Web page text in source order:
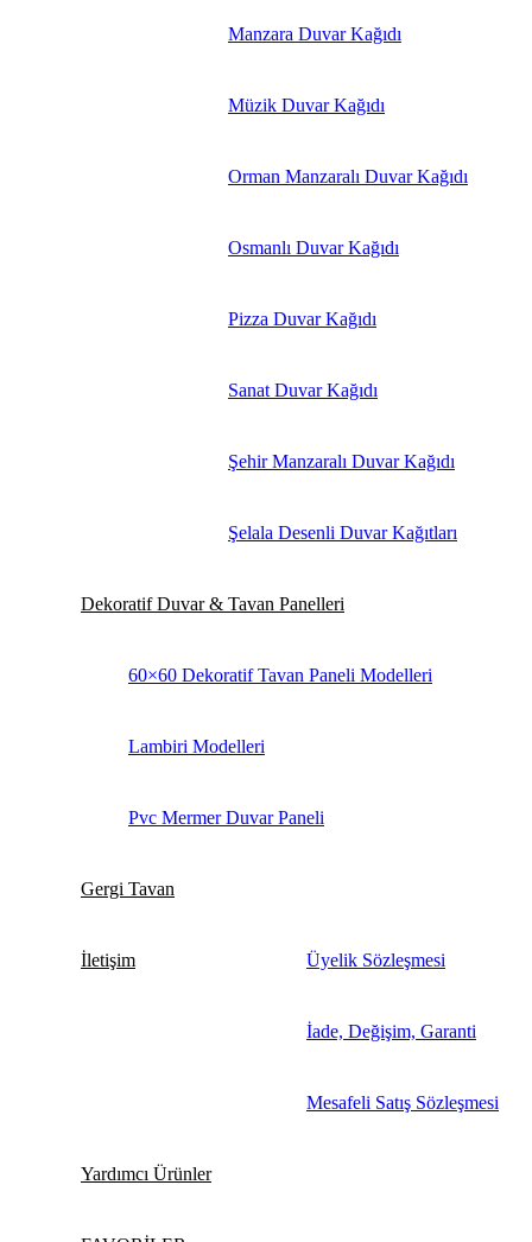
Manzara Duvar Kağıdı
Müzik Duvar Kağıdı
Orman Manzaralı Duvar Kağıdı
Osmanlı Duvar Kağıdı
Pizza Duvar Kağıdı
Sanat Duvar Kağıdı
Şehir Manzaralı Duvar Kağıdı
Şelala Desenli Duvar Kağıtları
Dekoratif Duvar & Tavan Panelleri
60×60 Dekoratif Tavan Paneli Modelleri
Lambiri Modelleri
Pvc Mermer Duvar Paneli
Gergi Tavan
İletişim Üyelik Sözleşmesi
İade, Değişim, Garanti
Mesafeli Satış Sözleşmesi
Yardımcı Ürünler